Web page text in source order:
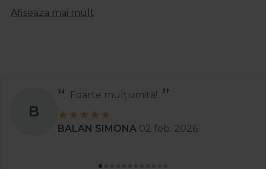
decoloranta , oferind rezultate sigure, protejand in
parului alb si obtinerea de nuante intense si
rezistente. Formula sa echilibrata actioneaza
eficient, fara a agresa excesiv fibra capilara, ceea ce
Afiseaza mai mult
B
Foarte mulțumită!
BALAN SIMONA 02 feb. 2026